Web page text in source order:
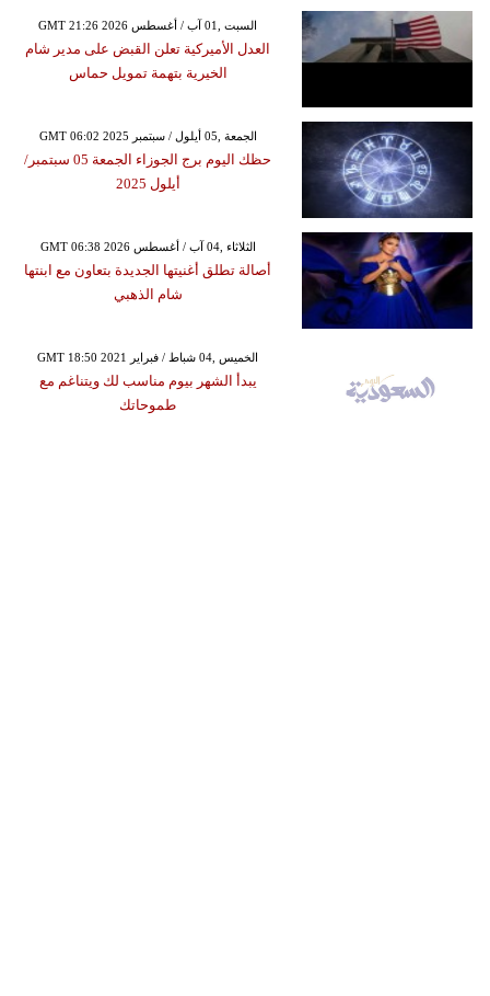
GMT 21:26 2026 السبت ,01 آب / أغسطس
العدل الأميركية تعلن القبض على مدير شام
الخيرية بتهمة تمويل حماس
GMT 06:02 2025 الجمعة ,05 أيلول / سبتمبر
حظك اليوم برج الجوزاء الجمعة 05 سبتمبر/
أيلول 2025
GMT 06:38 2026 الثلاثاء ,04 آب / أغسطس
أصالة تطلق أغنيتها الجديدة بتعاون مع ابنتها
شام الذهبي
GMT 18:50 2021 الخميس ,04 شباط / فبراير
يبدأ الشهر بيوم مناسب لك ويتناغم مع
طموحاتك